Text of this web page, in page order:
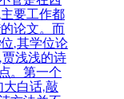
要工作都
论文。而
,其学位论
浅浅的诗
。第一个
白话,敲